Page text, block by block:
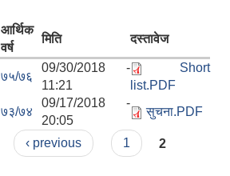
आर्थिक
वर्ष
मिति दस्तावेज
७५/७६
09/30/2018 -
11:21
Short
list.PDF
७३/७४
09/17/2018 -
20:05
सुचना.PDF
‹ previous 1 2